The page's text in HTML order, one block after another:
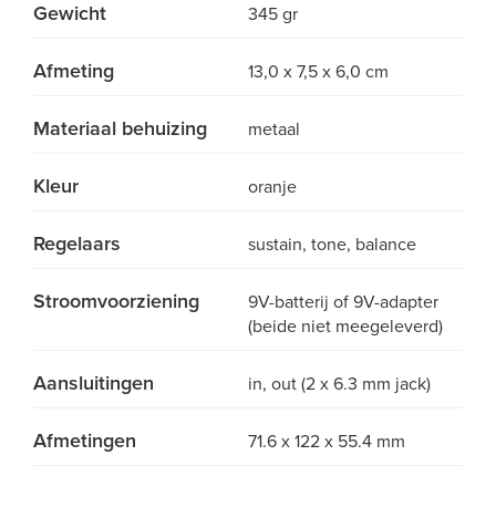
Gewicht 345 gr
Afmeting 13,0 x 7,5 x 6,0 cm
Materiaal behuizing metaal
Kleur oranje
Regelaars sustain, tone, balance
Stroomvoorziening
9V-batterij of 9V-adapter
(beide niet meegeleverd)
Aansluitingen in, out (2 x 6.3 mm jack)
Afmetingen 71.6 x 122 x 55.4 mm